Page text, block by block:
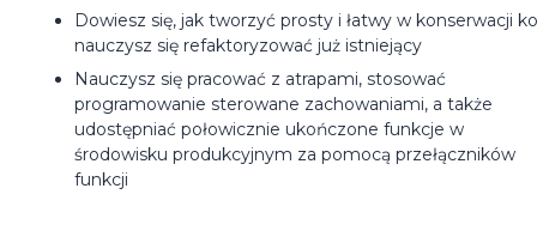
Dowiesz się, jak tworzyć prosty i łatwy w konserwacji
nauczysz się refaktoryzować już istniejący
Nauczysz się pracować z atrapami, stosować
programowanie sterowane zachowaniami, a także
udostępniać połowicznie ukończone funkcje w
środowisku produkcyjnym za pomocą przełączników
funkcji